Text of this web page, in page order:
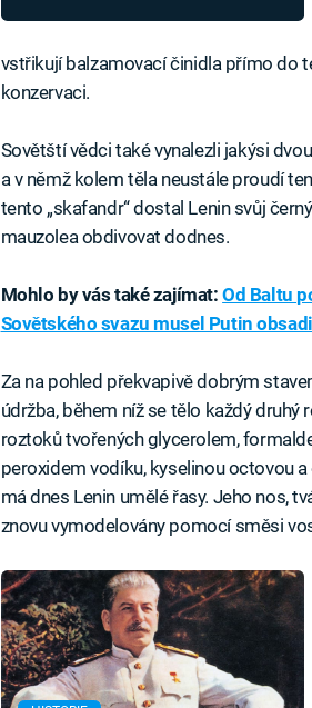
vstřikují balzamovací činidla přímo do
konzervaci.
Sovětští vědci také vynalezli jakýsi
a v němž kolem těla neustále proudí
tento „skafandr“ dostal Lenin svůj
mauzolea obdivovat dodnes.
Mohlo by vás také zajímat:Od Baltu
Sovětského svazu musel Putin
Za na pohled překvapivě dobrým
údržba, během níž se tělo každý
roztoků tvořených glycerolem,
peroxidem vodíku, kyselinou octovou
má dnes Lenin umělé řasy. Jeho nos,
znovu vymodelovány pomocí směsi